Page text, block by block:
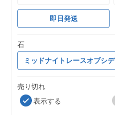
即日発送
石
ミッドナイトレースオブシ
売り切れ
表示する